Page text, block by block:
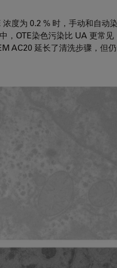
浓度为 0.2 % 时，手动和自动
，OTE染色污染比 UA 更常
AC20 延长了清洗步骤，但仍